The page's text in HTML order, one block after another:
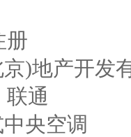
册
)地产开发
通
央空调